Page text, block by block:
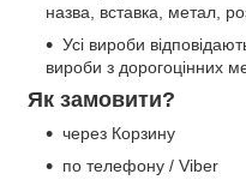
назва, вставка, метал,
Усі вироби
вироби з дорогоцінних
Як замовити?
через Корзину
по телефону / Viber